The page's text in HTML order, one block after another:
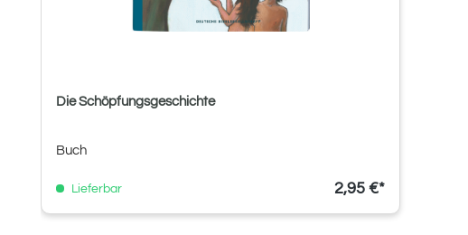
Die Schöpfungsgeschichte
Buch
Lieferbar 2,95 €*